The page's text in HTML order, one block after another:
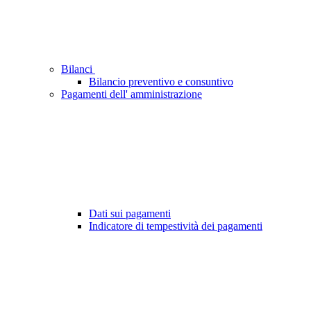
Bilanci
Bilancio preventivo e consuntivo
Pagamenti dell' amministrazione
Dati sui pagamenti
Indicatore di tempestività dei pagamenti